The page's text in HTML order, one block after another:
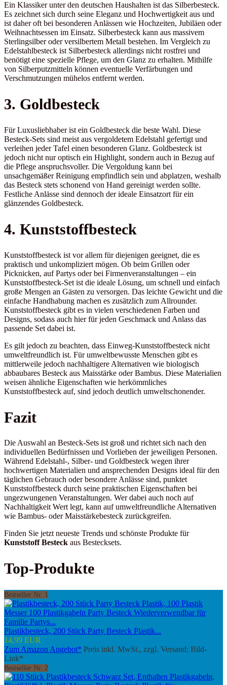
Ein Klassiker unter den deutschen Haushalten ist das Silberbesteck.
Es zeichnet sich durch seine Eleganz und Hochwertigkeit aus und
ist daher oft bei besonderen Anlässen wie Hochzeiten, Jubiläen oder
Weihnachtsessen im Einsatz. Silberbesteck kann aus massivem
Sterlingsilber oder versilbertem Metall bestehen. Im Vergleich zu
Edelstahlbesteck ist Silberbesteck allerdings nicht rostfrei und
benötigt eine spezielle Pflege, um den Glanz zu erhalten. Mithilfe
von Silberputzmitteln können eventuelle Verfärbungen und
Verschmutzungen mühelos entfernt werden.
3. Goldbesteck
Für Luxusliebhaber ist ein Goldbesteck die beste Wahl. Diese
Besteck-Sets sind meist aus vergoldetem Edelstahl gefertigt und
verleihen jeder Tafel einen besonderen Glanz. Goldbesteck ist
jedoch nicht nur optisch ein Highlight, sondern auch in Bezug auf
die Pflege anspruchsvoller. Die Vergoldung kann bei
unsachgemäßer Reinigung empfindlich sein und abplatzen, weshalb
das Besteck stets schonend von Hand gereinigt werden sollte.
Festliche Anlässe sind dennoch der ideale Einsatzort für ein
glänzendes Goldbesteck.
4. Kunststoffbesteck
Kunststoffbesteck ist vor allem für diejenigen geeignet, die es
praktisch und unkompliziert mögen. Ob beim Grillen oder
Picknicken, auf Partys oder bei Firmenveranstaltungen – ein
Kunststoffbesteck-Set ist die ideale Lösung, um schnell und einfach
große Mengen an Gästen zu versorgen. Das leichte Gewicht und die
einfache Handhabung machen es zusätzlich zum Allrounder.
Kunststoffbesteck gibt es in vielen verschiedenen Farben und
Designs, sodass auch hier für jeden Geschmack und Anlass das
passende Set dabei ist.
Es gilt jedoch zu beachten, dass Einweg-Kunststoffbesteck nicht
umweltfreundlich ist. Für umweltbewusste Menschen gibt es
mittlerweile jedoch nachhaltigere Alternativen wie biologisch
abbaubares Besteck aus Maisstärke oder Bambus. Diese Materialien
weisen ähnliche Eigenschaften wie herkömmliches
Kunststoffbesteck auf, sind jedoch deutlich umweltschonender.
Fazit
Die Auswahl an Besteck-Sets ist groß und richtet sich nach den
individuellen Bedürfnissen und Vorlieben der jeweiligen Personen.
Während Edelstahl-, Silber- und Goldbesteck wegen ihrer
hochwertigen Materialien und ansprechenden Designs ideal für den
täglichen Gebrauch oder besondere Anlässe sind, punktet
Kunststoffbesteck durch seine praktischen Eigenschaften bei
ungezwungenen Veranstaltungen. Wer dabei auch noch auf
Nachhaltigkeit Wert legt, kann auf umweltfreundliche Alternativen
wie Bambus- oder Maisstärkebesteck zurückgreifen.
Finden Sie jetzt neueste Trends und schönste Produkte für
Kunststoff Besteck aus Bestecksets.
Top-Produkte
Bestseller Nr. 1
Plastikbesteck, 200 Stück Party Besteck Plastik...
14,99 EUR
Zum Amazon Angebot* Preis inkl. MwSt., zzgl. Versand; Bild-
Link*
Bestseller Nr. 2